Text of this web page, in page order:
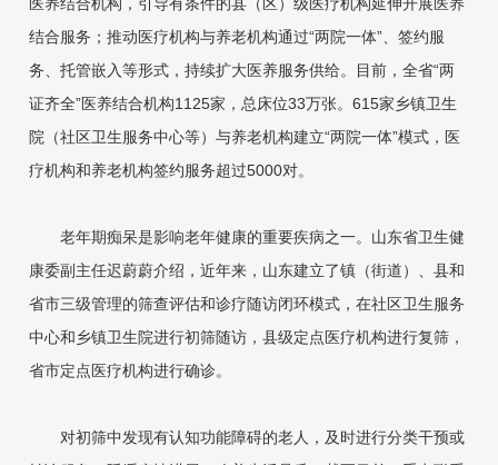
医养结合机构，引导有条件的县（区）级医疗机构延伸开展医养
结合服务；推动医疗机构与养老机构通过“两院一体”、签约服
务、托管嵌入等形式，持续扩大医养服务供给。目前，全省“两
证齐全”医养结合机构1125家，总床位33万张。615家乡镇卫生
院（社区卫生服务中心等）与养老机构建立“两院一体”模式，医
疗机构和养老机构签约服务超过5000对。
老年期痴呆是影响老年健康的重要疾病之一。山东省卫生健
康委副主任迟蔚蔚介绍，近年来，山东建立了镇（街道）、县和
省市三级管理的筛查评估和诊疗随访闭环模式，在社区卫生服务
中心和乡镇卫生院进行初筛随访，县级定点医疗机构进行复筛，
省市定点医疗机构进行确诊。
对初筛中发现有认知功能障碍的老人，及时进行分类干预或